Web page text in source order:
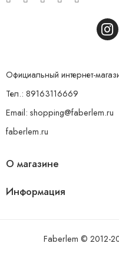
Официальный интернет-
Тел.: 89163116669
Email: shopping@faberlem.ru
faberlem.ru
О магазине
Информация
Faberlem © 2012-